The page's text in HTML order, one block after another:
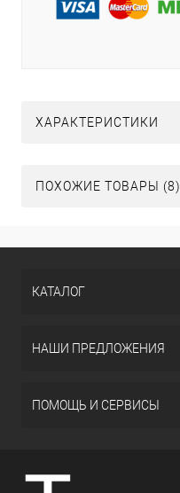
ХАРАКТЕРИСТИКИ
ПОХОЖИЕ ТОВАРЫ (8)
КАТАЛОГ
НАШИ ПРЕДЛОЖЕНИЯ
ПОМОЩЬ И СЕРВИСЫ